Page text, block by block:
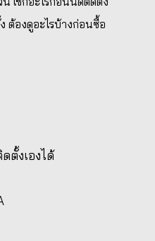
ต้องดูอะไรบ้างก่อนซื้อ
ตั้งเองได้